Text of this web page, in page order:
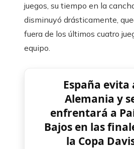
juegos, su tiempo en la
disminuyó drásticamente,
fuera de los últimos cuatro
equipo.
España evita
Alemania y
enfrentará a
Bajos en las
la Copa